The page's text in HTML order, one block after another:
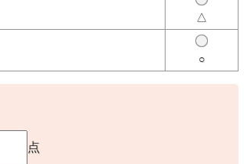
トで、幅広いアイテムと好相性。
展開で、低身長・高身長問わず着用可能。
も着用しやすいユニセックスなサイズ感です。
ウターのインナーとしても重宝するアイテム。
までロングシーズン着まわしを楽しめます。
アパンツと合わせた、定番のストリートスタイ
に表面の色が落ち、ジーンズのような経年変化
△
○
点